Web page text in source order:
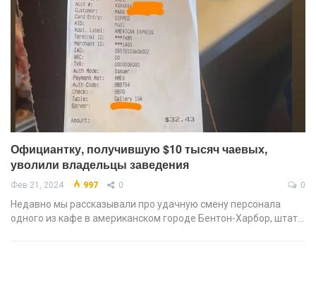
Официантку, получившую $10 тысяч чаевых,
уволили владельцы заведения
Фев 21, 2024 997 0 0
Недавно мы рассказывали про удачную смену персонала
одного из кафе в американском городе Бентон-Харбор, штат…